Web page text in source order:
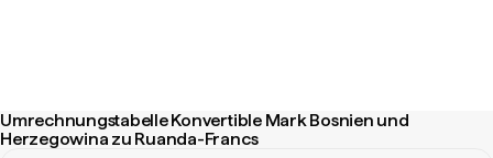
Umrechnungstabelle Konvertible Mark Bosnien und
Herzegowina zu Ruanda-Francs